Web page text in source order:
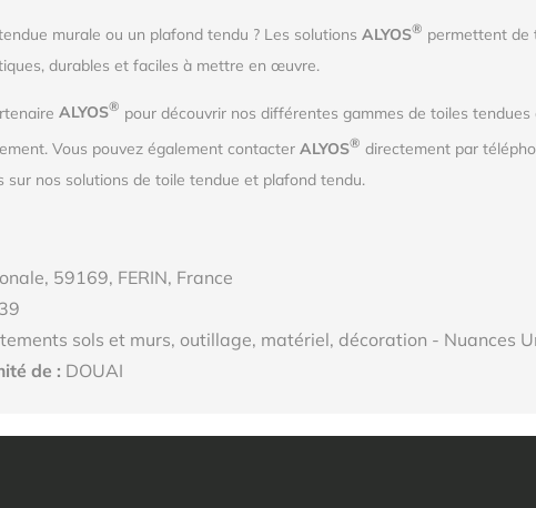
murale ou un plafond tendu ? Les solutions ALYOS® permettent de
durables et faciles à mettre en œuvre.
ALYOS® pour découvrir nos différentes gammes de toiles
Vous pouvez également contacter ALYOS® directement par
sur nos solutions de toile tendue et plafond tendu.
59169, FERIN, France
sols et murs, outillage, matériel, décoration - Nuances
de : DOUAI